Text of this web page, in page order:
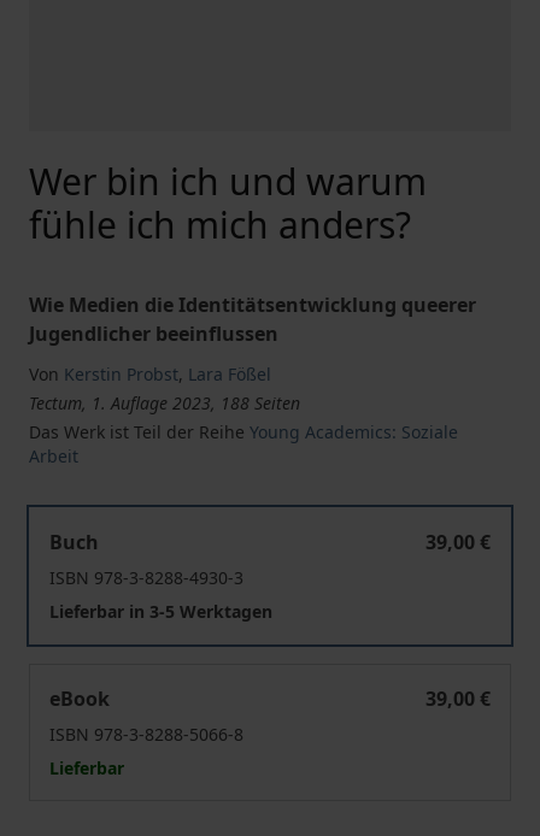
Wer bin ich und warum
fühle ich mich anders?
Wie Medien die Identitätsentwicklung queerer
Jugendlicher beeinflussen
Von Kerstin Probst, Lara Fößel
Tectum, 1. Auflage 2023, 188 Seiten
Das Werk ist Teil der Reihe Young Academics: Soziale
Arbeit
Buch
39,00 €
ISBN 978-3-8288-4930-3
Lieferbar in 3-5 Werktagen
eBook
39,00 €
ISBN 978-3-8288-5066-8
Lieferbar